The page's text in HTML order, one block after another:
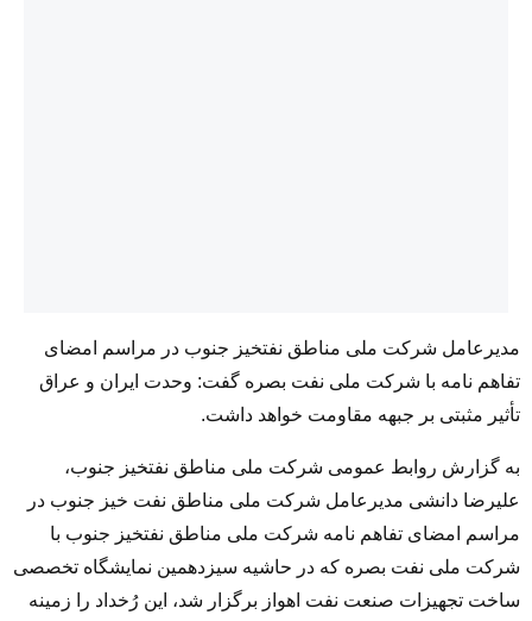
مدیرعامل شرکت ملی مناطق نفتخیز جنوب در مراسم امضای
تفاهم نامه با شرکت ملی نفت بصره گفت: وحدت ایران و عراق
تأثیر مثبتی بر جبهه مقاومت خواهد داشت.
به گزارش روابط عمومی شرکت ملی مناطق نفتخیز جنوب،
علیرضا دانشی مدیرعامل شرکت ملی مناطق نفت خیز جنوب در
مراسم امضای تفاهم نامه شرکت ملی مناطق نفتخیز جنوب با
شرکت ملی نفت بصره که در حاشیه سیزدهمین نمایشگاه تخصصی
ساخت تجهیزات صنعت نفت اهواز برگزار شد، این رُخداد را زمینه